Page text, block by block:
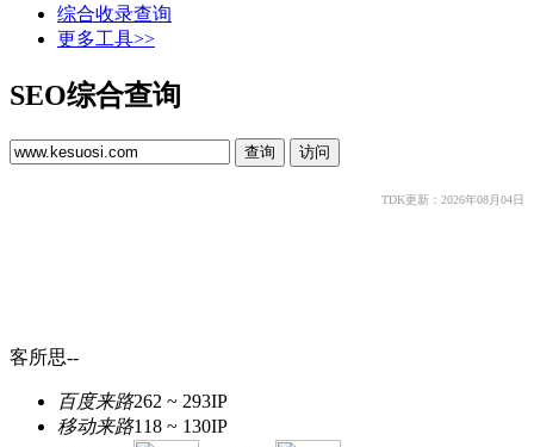
综合收录查询
更多工具>>
SEO综合查询
TDK更新：2026年08月04日
客所思--
百度来路262 ~ 293IP
移动来路118 ~ 130IP